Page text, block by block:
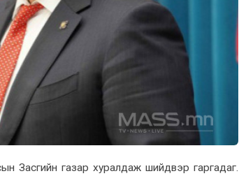
Засгийн газар xуралдаж шийдвэр гаргадаг.